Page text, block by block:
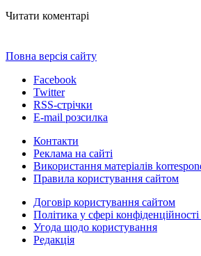
Читати коментарі
Повна версія сайту
Facebook
Twitter
RSS-стрічки
E-mail розсилка
Контакти
Реклама на сайті
Використання матеріалів
Правила користування сайтом
Договір користування сайтом
Політика у сфері
Угода щодо користування
Редакція